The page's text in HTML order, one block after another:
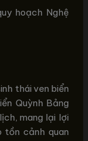
hoạch Nghệ
thái ven biển
Quỳnh Bảng
mang lại lợi
cảnh quan